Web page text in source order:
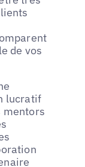
de vos
lucratif
mentors